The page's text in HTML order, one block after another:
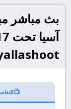
بث مباشر
📺